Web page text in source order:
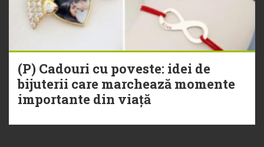
(P) Cadouri cu poveste: idei de
bijuterii care marchează momente
importante din viață